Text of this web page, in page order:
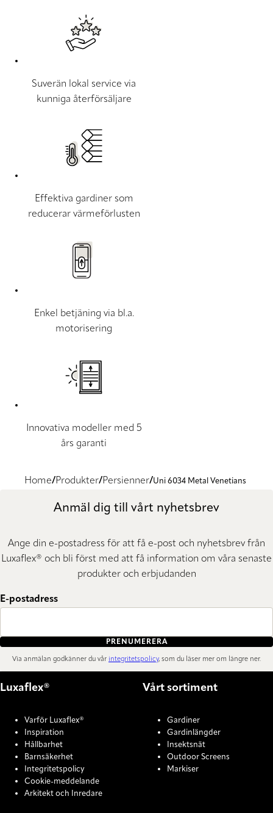
Suverän lokal service via
kunniga återförsäljare
Effektiva gardiner som
reducerar värmeförlusten
Enkel betjäning via bl.a.
motorisering
Innovativa modeller med 5
års garanti
Home Produkter Persienner Uni 6034 Metal Venetians
Anmäl dig till vårt nyhetsbrev
Ange din e-postadress för att få e-post och nyhetsbrev från
Luxaflex® och bli först med att få information om våra senaste
produkter och erbjudanden
E-postadress
PRENUMERERA
Via anmälan godkänner du vår integritetspolicy, som du läser mer om längre ner.
Luxaflex®
Varför Luxaflex®
Inspiration
Hållbarhet
Barnsäkerhet
Integritetspolicy
Cookie-meddelande
Arkitekt och Inredare
Vårt sortiment
Gardiner
Gardinlängder
Insektsnät
Outdoor Screens
Markiser